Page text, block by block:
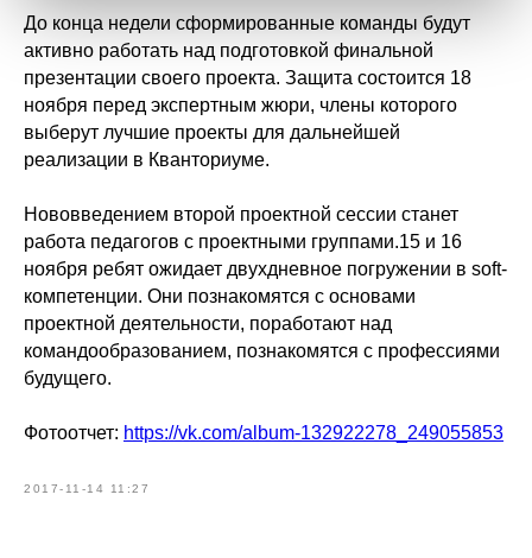
До конца недели сформированные команды будут
активно работать над подготовкой финальной
презентации своего проекта. Защита состоится 18
ноября перед экспертным жюри, члены которого
выберут лучшие проекты для дальнейшей
реализации в Кванториуме.
Нововведением второй проектной сессии станет
работа педагогов с проектными группами.15 и 16
ноября ребят ожидает двухдневное погружении в soft-
компетенции. Они познакомятся с основами
проектной деятельности, поработают над
командообразованием, познакомятся с профессиями
будущего.
Фотоотчет: https://vk.com/album-132922278_249055853
2017-11-14 11:27